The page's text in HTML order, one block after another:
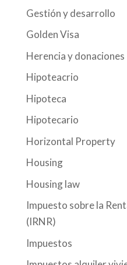
Gestión y desarrollo
Golden Visa
Herencia y donaciones
Hipoteacrio
Hipoteca
Hipotecario
Horizontal Property
Housing
Housing law
Impuesto sobre la
(IRNR)
Impuestos